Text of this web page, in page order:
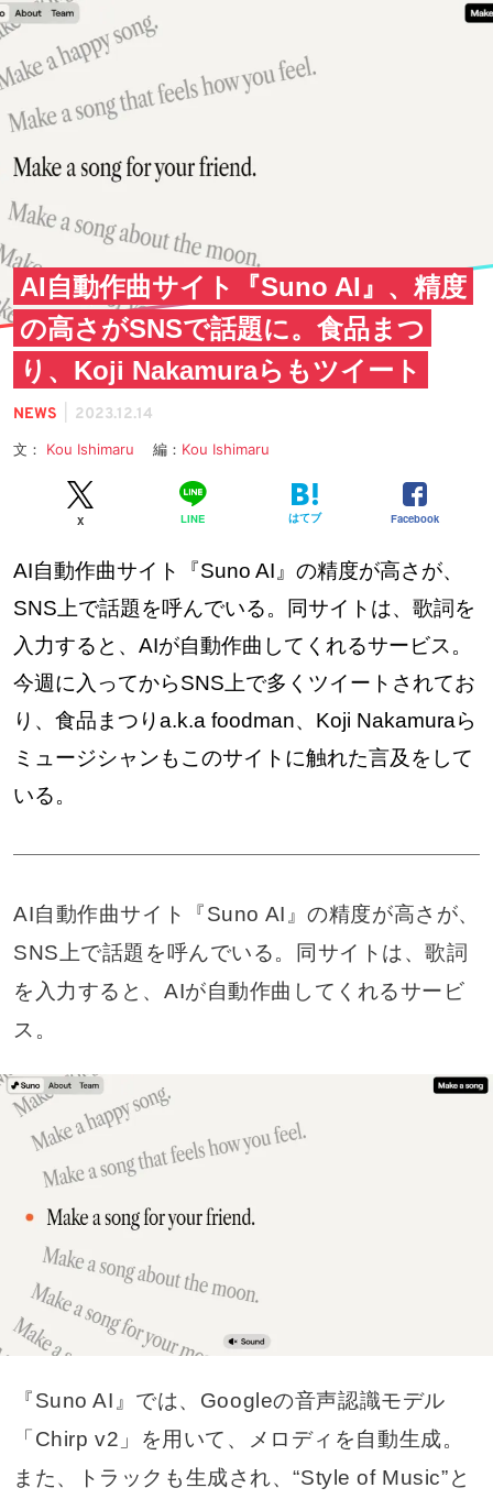
AI自動作曲サイト『Suno AI』、精度
の高さがSNSで話題に。食品まつ
り、Koji Nakamuraらもツイート
NEWS 2023.12.14
文： Kou Ishimaru 編： Kou Ishimaru
X LINE はてブ Facebook
AI自動作曲サイト『Suno AI』の精度が高さが、
SNS上で話題を呼んでいる。同サイトは、歌詞を
入力すると、AIが自動作曲してくれるサービス。
今週に入ってからSNS上で多くツイートされてお
り、食品まつりa.k.a foodman、Koji Nakamuraら
ミュージシャンもこのサイトに触れた言及をして
いる。
AI自動作曲サイト『Suno AI』の精度が高さが、
SNS上で話題を呼んでいる。同サイトは、歌詞
を入力すると、AIが自動作曲してくれるサービ
ス。
『Suno AI』では、Googleの音声認識モデル
「Chirp v2」を用いて、メロディを自動生成。
また、トラックも生成され、“Style of Music”と